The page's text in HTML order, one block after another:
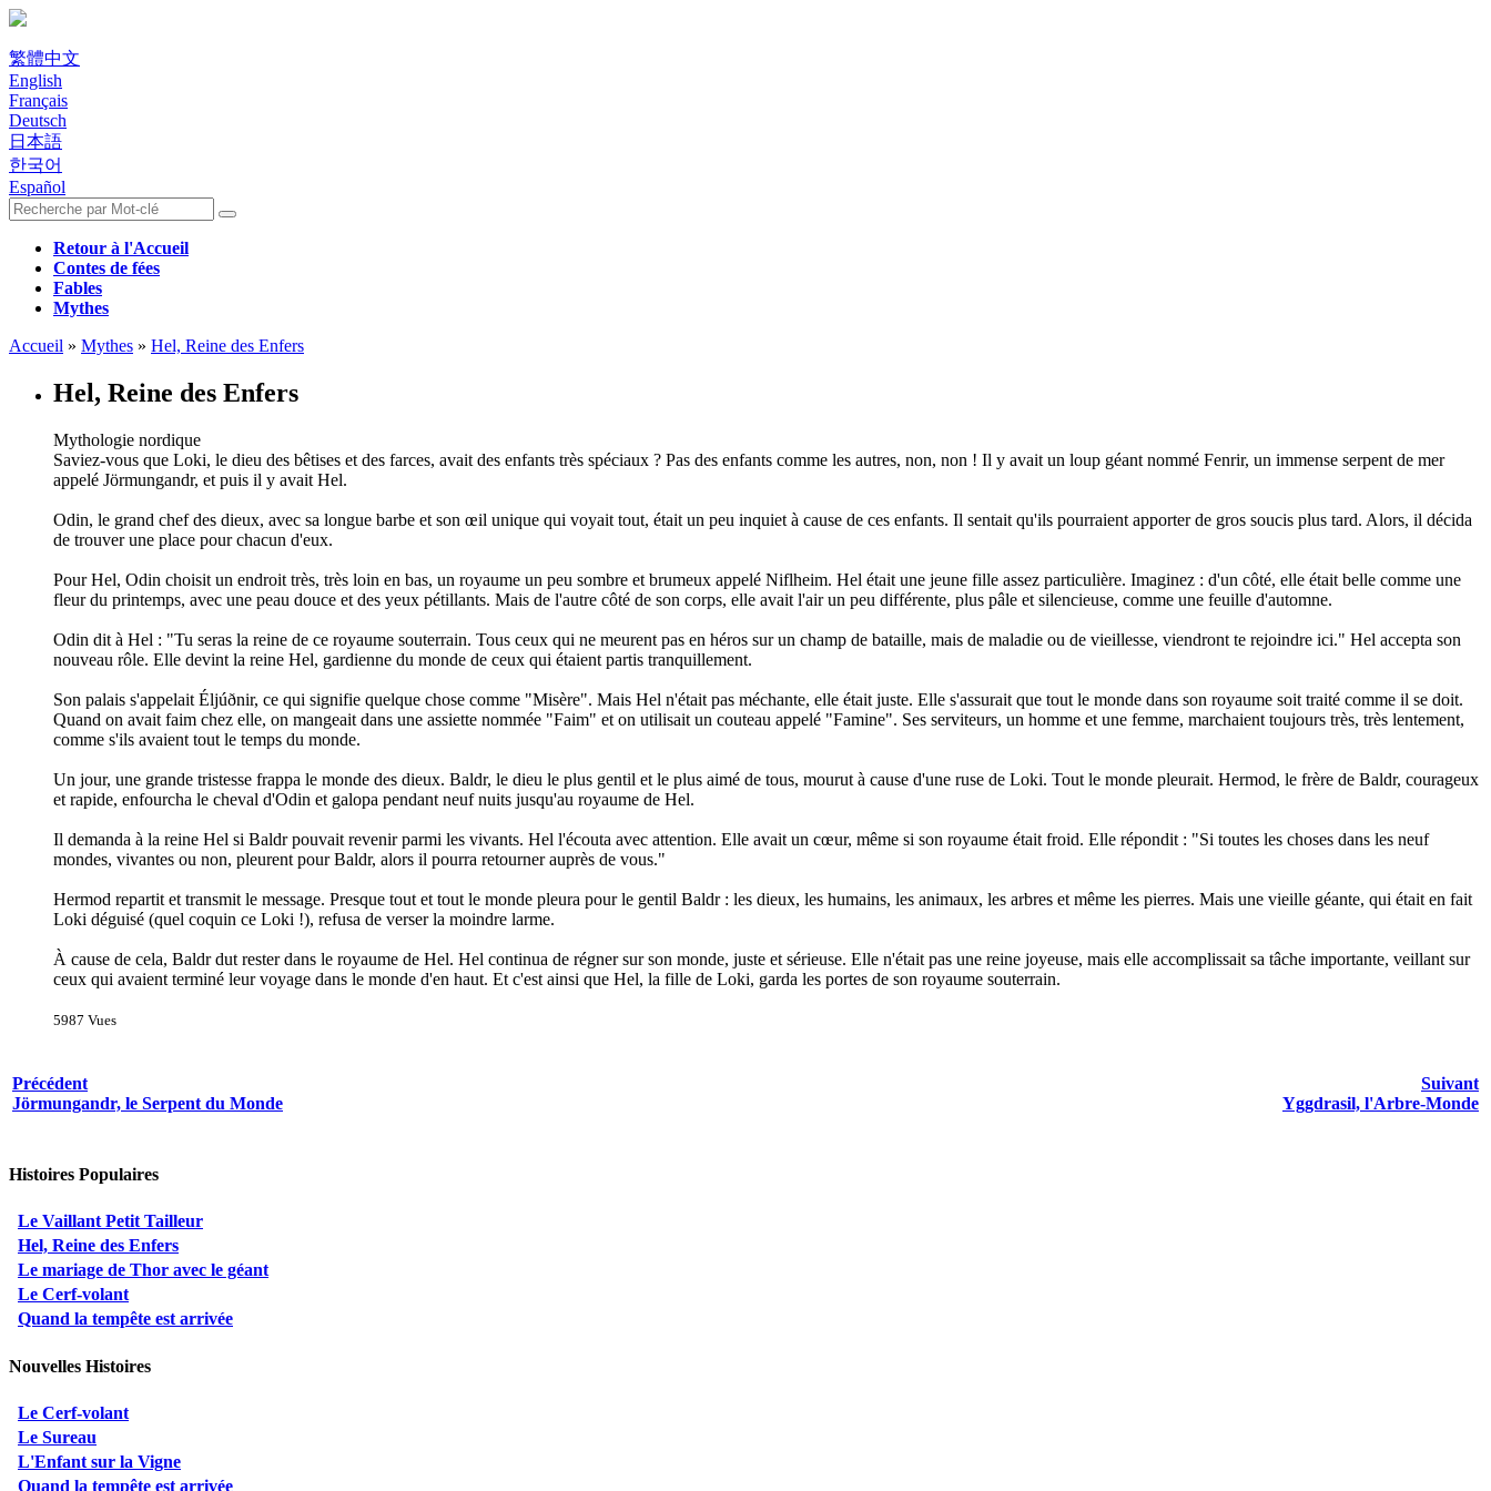
繁體中文
English
Français
Deutsch
日本語
한국어
Español
Retour à l'Accueil
Contes de fées
Fables
Mythes
Accueil » Mythes » Hel, Reine des Enfers
Hel, Reine des Enfers
Mythologie nordique
Saviez-vous que Loki, le dieu des bêtises et des farces, avait des enfants très spéciaux ? Pas des enfants comme les autres, non, non ! Il y avait un loup géant nommé Fenrir, un immense serpent de mer
appelé Jörmungandr, et puis il y avait Hel.
Odin, le grand chef des dieux, avec sa longue barbe et son œil unique qui voyait tout, était un peu inquiet à cause de ces enfants. Il sentait qu'ils pourraient apporter de gros soucis plus tard. Alors, il décida
de trouver une place pour chacun d'eux.
Pour Hel, Odin choisit un endroit très, très loin en bas, un royaume un peu sombre et brumeux appelé Niflheim. Hel était une jeune fille assez particulière. Imaginez : d'un côté, elle était belle comme une
fleur du printemps, avec une peau douce et des yeux pétillants. Mais de l'autre côté de son corps, elle avait l'air un peu différente, plus pâle et silencieuse, comme une feuille d'automne.
Odin dit à Hel : "Tu seras la reine de ce royaume souterrain. Tous ceux qui ne meurent pas en héros sur un champ de bataille, mais de maladie ou de vieillesse, viendront te rejoindre ici." Hel accepta son
nouveau rôle. Elle devint la reine Hel, gardienne du monde de ceux qui étaient partis tranquillement.
Son palais s'appelait Éljúðnir, ce qui signifie quelque chose comme "Misère". Mais Hel n'était pas méchante, elle était juste. Elle s'assurait que tout le monde dans son royaume soit traité comme il se doit.
Quand on avait faim chez elle, on mangeait dans une assiette nommée "Faim" et on utilisait un couteau appelé "Famine". Ses serviteurs, un homme et une femme, marchaient toujours très, très lentement,
comme s'ils avaient tout le temps du monde.
Un jour, une grande tristesse frappa le monde des dieux. Baldr, le dieu le plus gentil et le plus aimé de tous, mourut à cause d'une ruse de Loki. Tout le monde pleurait. Hermod, le frère de Baldr, courageux
et rapide, enfourcha le cheval d'Odin et galopa pendant neuf nuits jusqu'au royaume de Hel.
Il demanda à la reine Hel si Baldr pouvait revenir parmi les vivants. Hel l'écouta avec attention. Elle avait un cœur, même si son royaume était froid. Elle répondit : "Si toutes les choses dans les neuf
mondes, vivantes ou non, pleurent pour Baldr, alors il pourra retourner auprès de vous."
Hermod repartit et transmit le message. Presque tout et tout le monde pleura pour le gentil Baldr : les dieux, les humains, les animaux, les arbres et même les pierres. Mais une vieille géante, qui était en fait
Loki déguisé (quel coquin ce Loki !), refusa de verser la moindre larme.
À cause de cela, Baldr dut rester dans le royaume de Hel. Hel continua de régner sur son monde, juste et sérieuse. Elle n'était pas une reine joyeuse, mais elle accomplissait sa tâche importante, veillant sur
ceux qui avaient terminé leur voyage dans le monde d'en haut. Et c'est ainsi que Hel, la fille de Loki, garda les portes de son royaume souterrain.
5987 Vues
Précédent
Jörmungandr, le Serpent du Monde
Suivant
Yggdrasil, l'Arbre-Monde
Histoires Populaires
Le Vaillant Petit Tailleur
Hel, Reine des Enfers
Le mariage de Thor avec le géant
Le Cerf-volant
Quand la tempête est arrivée
Nouvelles Histoires
Le Cerf-volant
Le Sureau
L'Enfant sur la Vigne
Quand la tempête est arrivée